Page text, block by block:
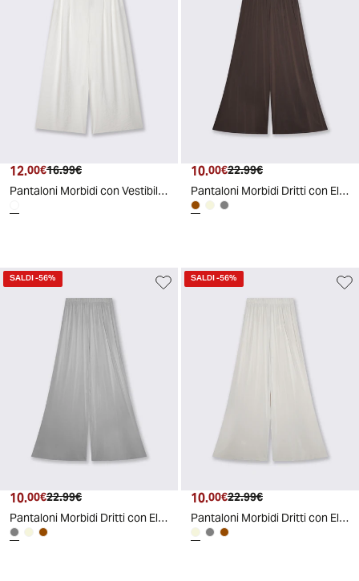
Prezzo attuale
12.00€ Prezzo originale
16.99€
Pantaloni Morbidi con Vestibilità Ampia - Bianco latte
Prezzo attuale
10.00€ Prezzo originale
22.99€
Pantaloni Morbidi Dritti con Elastico - Moro
SALDI-56%
Prezzo attuale
10.00€ Prezzo originale
22.99€
Pantaloni Morbidi Dritti con Elastico - Grigio
SALDI-56%
Prezzo attuale
10.00€ Prezzo originale
22.99€
Pantaloni Morbidi Dritti con Elastico - Beige